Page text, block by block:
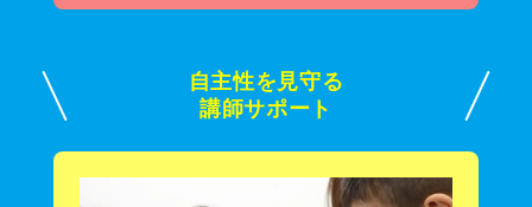
自主性を見守る
講師サポート